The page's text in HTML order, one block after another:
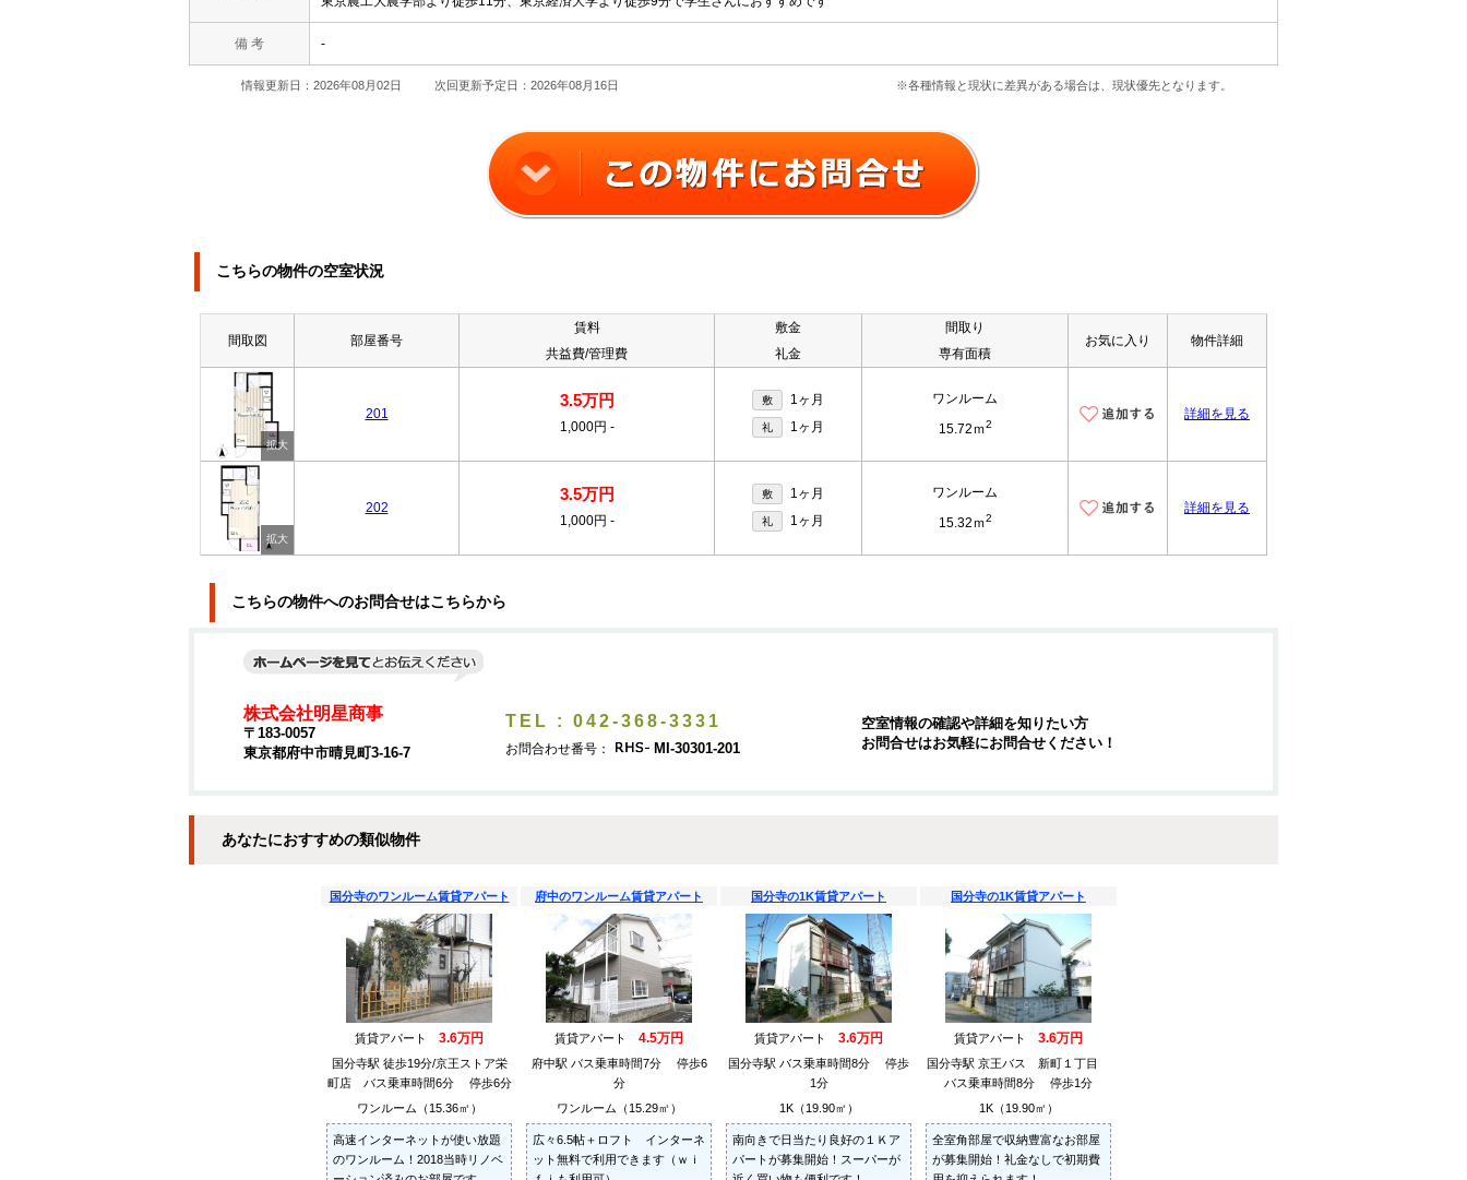
備 考 -
情報更新日：2026年08月02日 次回更新予定日：2026年08月16日 ※各種情報と現状に差異がある場合は、現状優先となります。
こちらの物件の空室状況
間取図 部屋番号
賃料
共益費/管理費
敷金
礼金
間取り
専有面積
お気に入り 物件詳細
201
3.5万円
1,000円 -
敷 1ヶ月
礼 1ヶ月
ワンルーム
15.72ｍ2
詳細を見る
202
3.5万円
1,000円 -
敷 1ヶ月
礼 1ヶ月
ワンルーム
15.32ｍ2
詳細を見る
こちらの物件へのお問合せはこちらから
株式会社明星商事
〒183-0057
東京都府中市晴見町3-16-7
TEL : 042-368-3331
お問合わせ番号： MI-30301-201
空室情報の確認や詳細を知りたい方
お問合せはお気軽にお問合せください！
あなたにおすすめの類似物件
国分寺のワンルーム賃貸アパート
賃貸アパート 3.6万円
国分寺駅 徒歩19分/京王ストア栄
町店 バス乗車時間6分 停歩6分
ワンルーム（15.36㎡）
高速インターネットが使い放題
のワンルーム！2018当時リノベ
府中のワンルーム賃貸アパート
賃貸アパート 4.5万円
府中駅 バス乗車時間7分 停歩6
分
ワンルーム（15.29㎡）
広々6.5帖＋ロフト インターネ
ット無料で利用できます（ｗｉ
国分寺の1K賃貸アパート
賃貸アパート 3.6万円
国分寺駅 バス乗車時間8分 停歩
1分
1K（19.90㎡）
南向きで日当たり良好の１Ｋア
パートが募集開始！スーパーが
国分寺の1K賃貸アパート
賃貸アパート 3.6万円
国分寺駅 京王バス 新町１丁目
バス乗車時間8分 停歩1分
1K（19.90㎡）
全室角部屋で収納豊富なお部屋
が募集開始！礼金なしで初期費